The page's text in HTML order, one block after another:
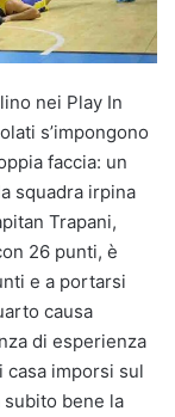
nei Play In
s’impongono
faccia: un
squadra irpina
Trapani,
26 punti, è
e a portarsi
causa
di esperienza
casa imporsi sul
bene la